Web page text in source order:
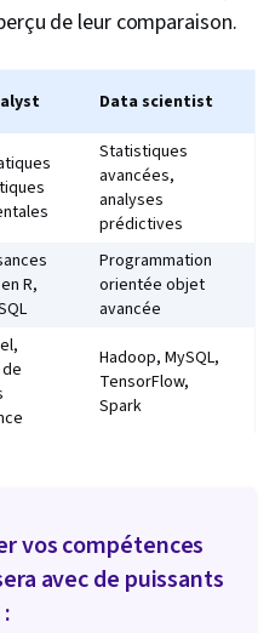
profond, Exploration
Visualisation interactive
Information et
Analyse des
Compétences en matière
de problèmes,
sur les entreprises,
professionnel, Communication,
Présentations,
NumPy, Collecte de données,
(paquetage Python),
de leur comparaison.
Data scientist
Statistiques
avancées,
analyses
prédictives
R,
Programmation
orientée objet
avancée
Hadoop, MySQL,
TensorFlow,
Spark
vos compétences
avec de puissants